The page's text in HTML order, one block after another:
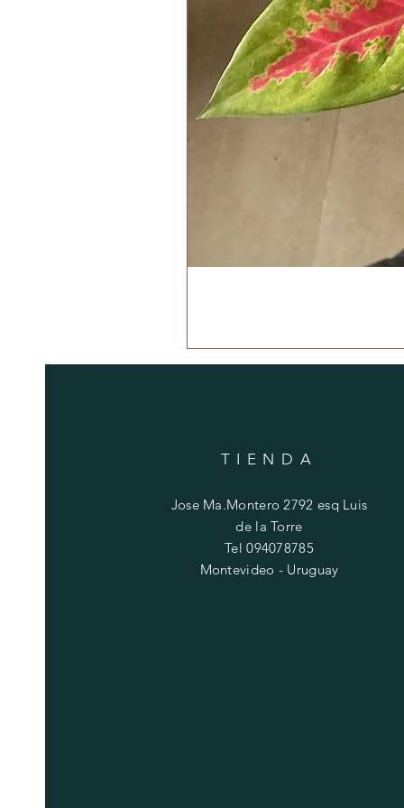
TIENDA
Jose Ma.Montero 2792 esq Luis
de la Torre
Tel 094078785
Montevideo - Uruguay